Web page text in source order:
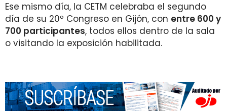
Ese mismo día, la CETM celebraba el segundo
día de su 20º Congreso en Gijón, con entre 600 y
700 participantes, todos ellos dentro de la sala
o visitando la exposición habilitada.